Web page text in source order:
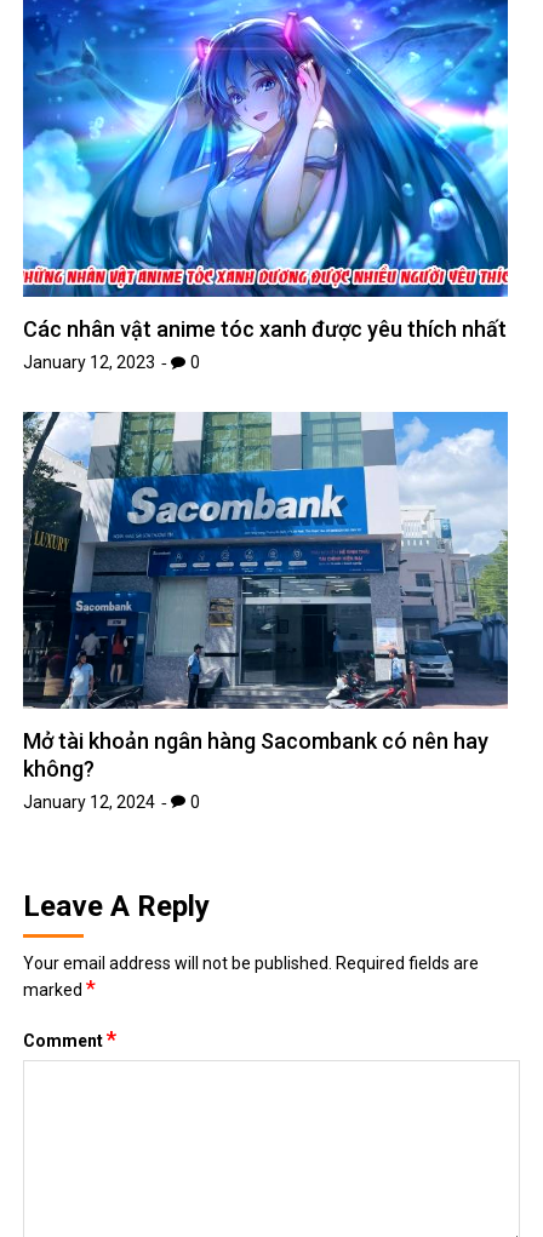
Các nhân vật anime tóc xanh được yêu thích nhất
January 12, 2023 0
Mở tài khoản ngân hàng Sacombank có nên hay
không?
January 12, 2024 0
Leave A Reply
Your email address will not be published.
Required fields are
marked*
Comment*